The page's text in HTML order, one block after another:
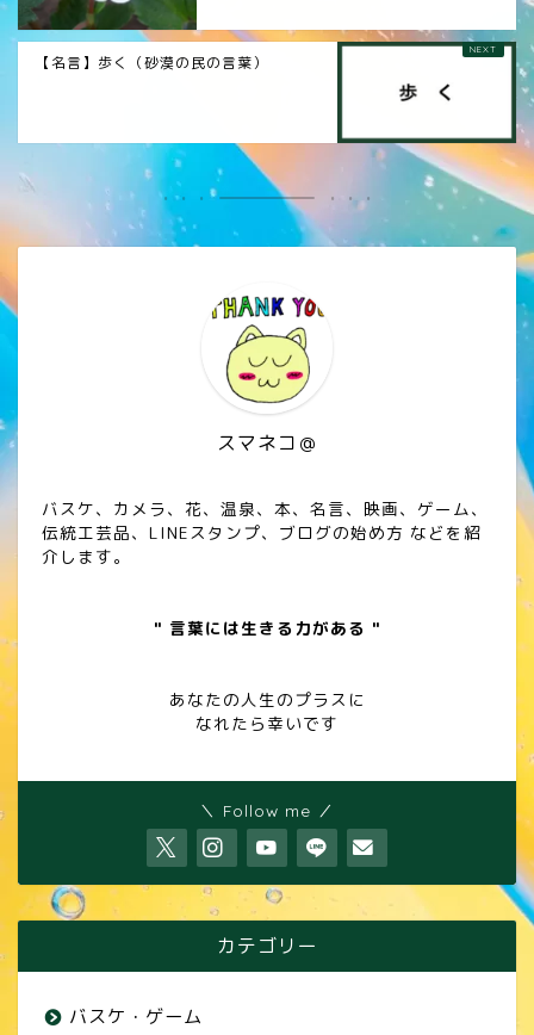
【名言】歩く（砂漠の民の言葉）
スマネコ＠
バスケ、カメラ、花、温泉、本、名言、映画、ゲーム、
伝統工芸品、LINEスタンプ、ブログの始め方 などを紹
介します。
" 言葉には生きる力がある "
あなたの人生のプラスに
なれたら幸いです
＼ Follow me ／
カテゴリー
バスケ・ゲーム